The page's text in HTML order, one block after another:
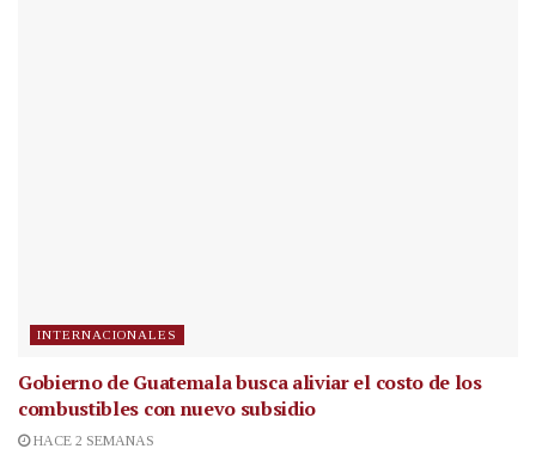
INTERNACIONALES
Gobierno de Guatemala busca aliviar el costo de los
combustibles con nuevo subsidio
HACE 2 SEMANAS